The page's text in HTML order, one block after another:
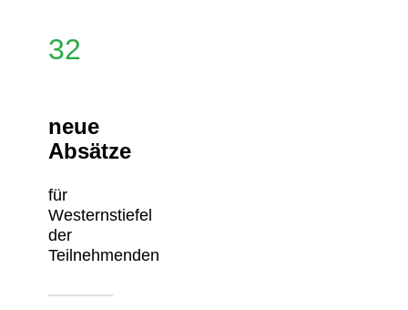
32
neue
Absätze
für
Westernstiefel
der
Teilnehmenden